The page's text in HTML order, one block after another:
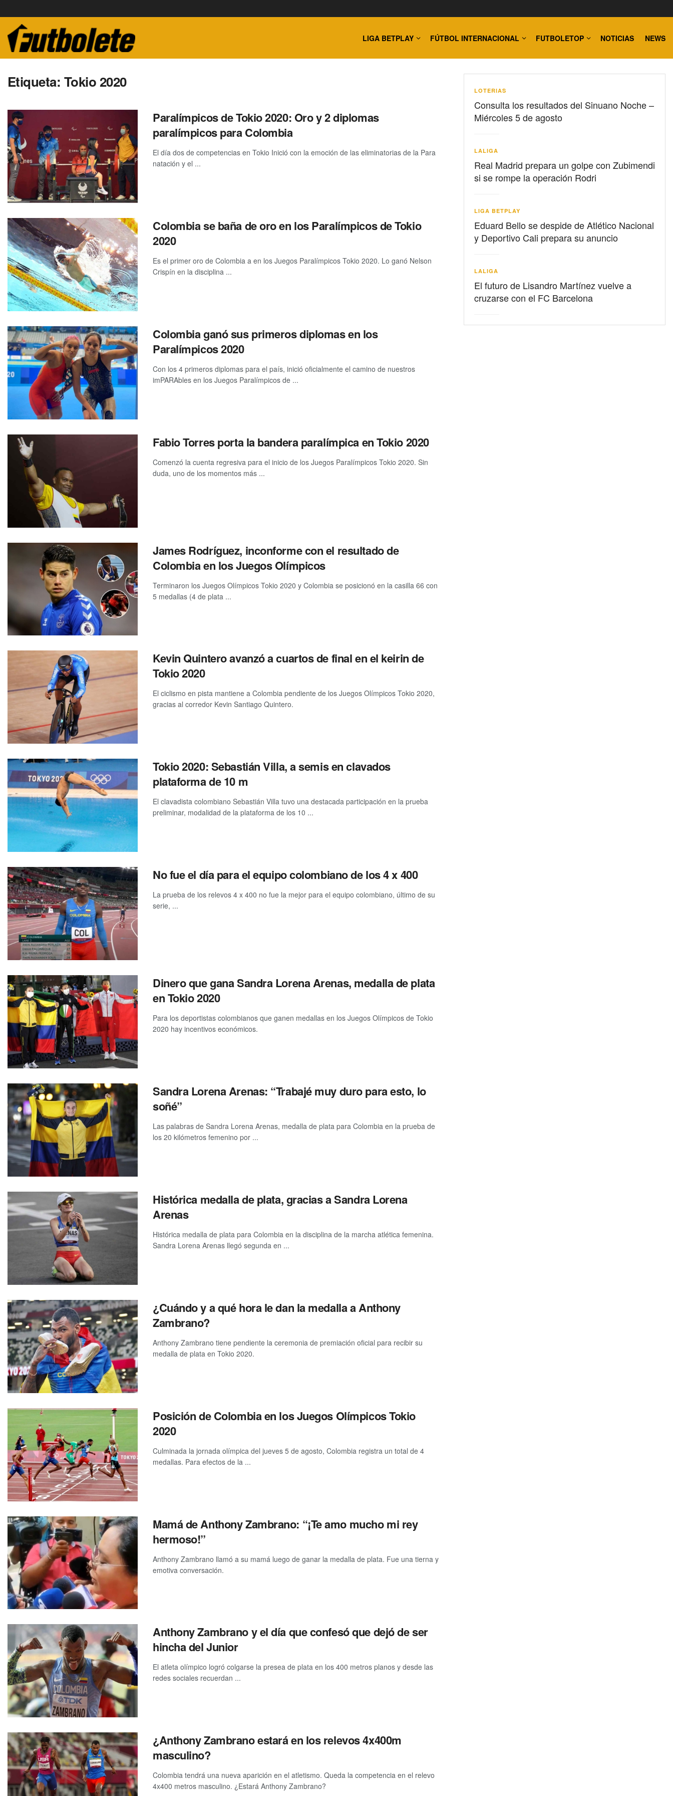
LIGA BETPLAY FÚTBOL INTERNACIONAL FUTBOLETOP NOTICIAS NEWS
Etiqueta: Tokio 2020
Paralímpicos de Tokio 2020: Oro y 2 diplomas
paralímpicos para Colombia
El día dos de competencias en Tokio Inició con la emoción de las eliminatorias de la Para
natación y el ...
Colombia se baña de oro en los Paralímpicos de Tokio
2020
Es el primer oro de Colombia a en los Juegos Paralímpicos Tokio 2020. Lo ganó Nelson
Crispín en la disciplina ...
Colombia ganó sus primeros diplomas en los
Paralímpicos 2020
Con los 4 primeros diplomas para el país, inició oficialmente el camino de nuestros
imPARAbles en los Juegos Paralímpicos de ...
Fabio Torres porta la bandera paralímpica en Tokio 2020
Comenzó la cuenta regresiva para el inicio de los Juegos Paralímpicos Tokio 2020. Sin
duda, uno de los momentos más ...
James Rodríguez, inconforme con el resultado de
Colombia en los Juegos Olímpicos
Terminaron los Juegos Olímpicos Tokio 2020 y Colombia se posicionó en la casilla 66 con
5 medallas (4 de plata ...
Kevin Quintero avanzó a cuartos de final en el keirin de
Tokio 2020
El ciclismo en pista mantiene a Colombia pendiente de los Juegos Olímpicos Tokio 2020,
gracias al corredor Kevin Santiago Quintero.
Tokio 2020: Sebastián Villa, a semis en clavados
plataforma de 10 m
El clavadista colombiano Sebastián Villa tuvo una destacada participación en la prueba
preliminar, modalidad de la plataforma de los 10 ...
No fue el día para el equipo colombiano de los 4 x 400
La prueba de los relevos 4 x 400 no fue la mejor para el equipo colombiano, último de su
serie, ...
Dinero que gana Sandra Lorena Arenas, medalla de plata
en Tokio 2020
Para los deportistas colombianos que ganen medallas en los Juegos Olímpicos de Tokio
2020 hay incentivos económicos.
Sandra Lorena Arenas: “Trabajé muy duro para esto, lo
soñé”
Las palabras de Sandra Lorena Arenas, medalla de plata para Colombia en la prueba de
los 20 kilómetros femenino por ...
Histórica medalla de plata, gracias a Sandra Lorena
Arenas
Histórica medalla de plata para Colombia en la disciplina de la marcha atlética femenina.
Sandra Lorena Arenas llegó segunda en ...
¿Cuándo y a qué hora le dan la medalla a Anthony
Zambrano?
Anthony Zambrano tiene pendiente la ceremonia de premiación oficial para recibir su
medalla de plata en Tokio 2020.
Posición de Colombia en los Juegos Olímpicos Tokio
2020
Culminada la jornada olímpica del jueves 5 de agosto, Colombia registra un total de 4
medallas. Para efectos de la ...
Mamá de Anthony Zambrano: “¡Te amo mucho mi rey
hermoso!”
Anthony Zambrano llamó a su mamá luego de ganar la medalla de plata. Fue una tierna y
emotiva conversación.
Anthony Zambrano y el día que confesó que dejó de ser
hincha del Junior
El atleta olímpico logró colgarse la presea de plata en los 400 metros planos y desde las
redes sociales recuerdan ...
¿Anthony Zambrano estará en los relevos 4x400m
masculino?
Colombia tendrá una nueva aparición en el atletismo. Queda la competencia en el relevo
4x400 metros masculino. ¿Estará Anthony Zambrano?
LOTERIAS
Consulta los resultados del Sinuano Noche –
Miércoles 5 de agosto
LALIGA
Real Madrid prepara un golpe con Zubimendi
si se rompe la operación Rodri
LIGA BETPLAY
Eduard Bello se despide de Atlético Nacional
y Deportivo Cali prepara su anuncio
LALIGA
El futuro de Lisandro Martínez vuelve a
cruzarse con el FC Barcelona